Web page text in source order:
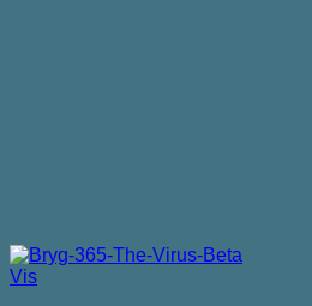
Vis